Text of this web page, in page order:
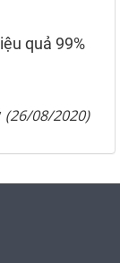
quả 99%
(26/08/2020)